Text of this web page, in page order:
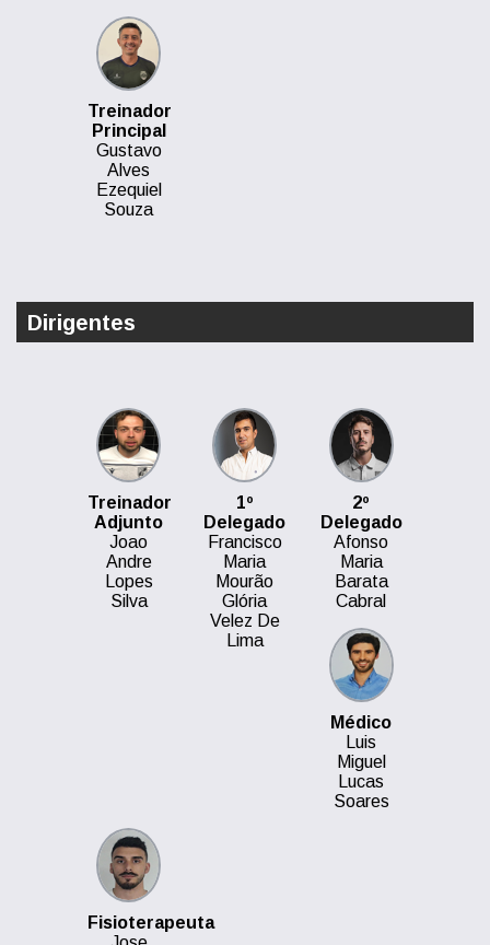
Treinador
Principal
Gustavo
Alves
Ezequiel
Souza
Dirigentes
Treinador
Adjunto
Joao
Andre
Lopes
Silva
1º
Delegado
Francisco
Maria
Mourão
Glória
Velez De
Lima
2º
Delegado
Afonso
Maria
Barata
Cabral
Médico
Luis
Miguel
Lucas
Soares
Fisioterapeuta